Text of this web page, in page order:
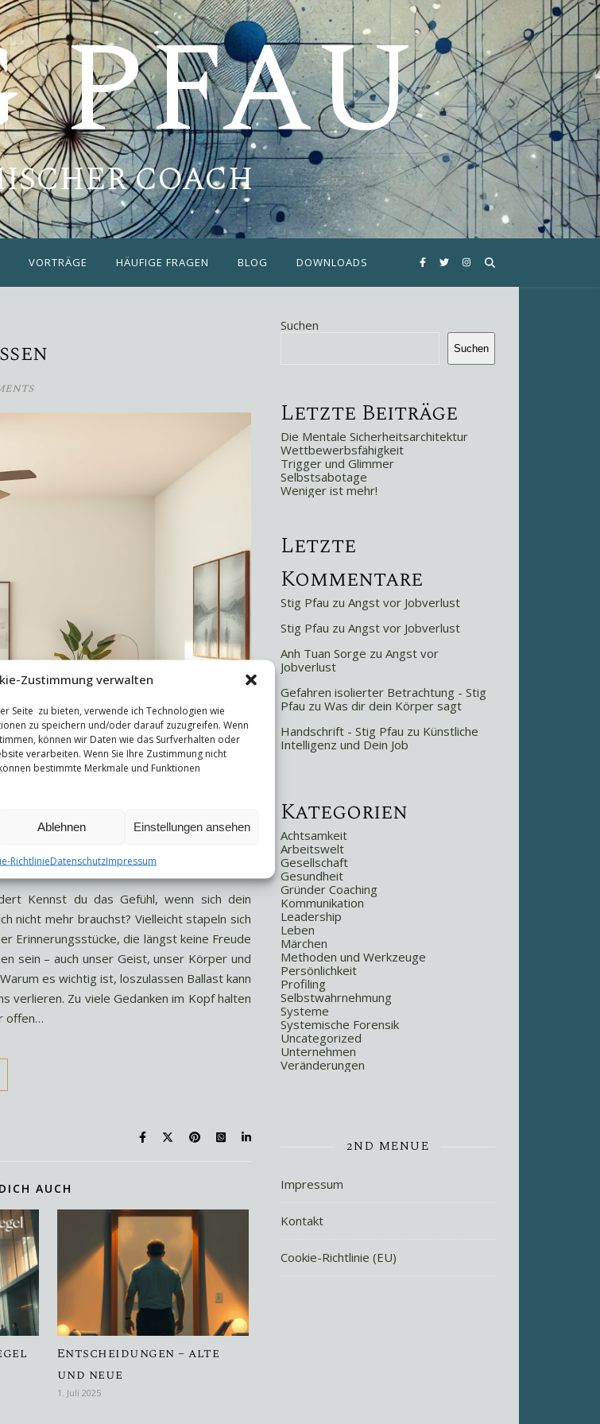
Zustimmung verwalten
Seite zu bieten, verwende ich Technologien wie
zu speichern und/oder darauf zuzugreifen. Wenn
können wir Daten wie das Surfverhalten oder
verarbeiten. Wenn Sie Ihre Zustimmung nicht
bestimmte Merkmale und Funktionen
Ablehnen Einstellungen ansehen
RichtlinieDatenschutzImpressum
PFAU
COACH
VORTRÄGE HÄUFIGE FRAGEN BLOG DOWNLOADS
Kennst du das Gefühl, wenn sich dein
nicht mehr brauchst? Vielleicht stapeln sich
Erinnerungsstücke, die längst keine Freude
sein – auch unser Geist, unser Körper und
es wichtig ist, loszulassen Ballast kann
verlieren. Zu viele Gedanken im Kopf halten
offen…
AUCH
Entscheidungen – alte
und neue
1. Juli 2025
Suchen
Suchen
Letzte Beiträge
Die Mentale Sicherheitsarchitektur
Wettbewerbsfähigkeit
Trigger und Glimmer
Selbstsabotage
Weniger ist mehr!
Letzte
Kommentare
Stig Pfau zu Angst vor Jobverlust
Stig Pfau zu Angst vor Jobverlust
Anh Tuan Sorge zu Angst vor
Jobverlust
Gefahren isolierter Betrachtung - Stig
Pfau zu Was dir dein Körper sagt
Handschrift - Stig Pfau zu Künstliche
Intelligenz und Dein Job
Kategorien
Achtsamkeit
Arbeitswelt
Gesellschaft
Gesundheit
Gründer Coaching
Kommunikation
Leadership
Leben
Märchen
Methoden und Werkzeuge
Persönlichkeit
Profiling
Selbstwahrnehmung
Systeme
Systemische Forensik
Uncategorized
Unternehmen
Veränderungen
2ND MENUE
Impressum
Kontakt
Cookie-Richtlinie (EU)